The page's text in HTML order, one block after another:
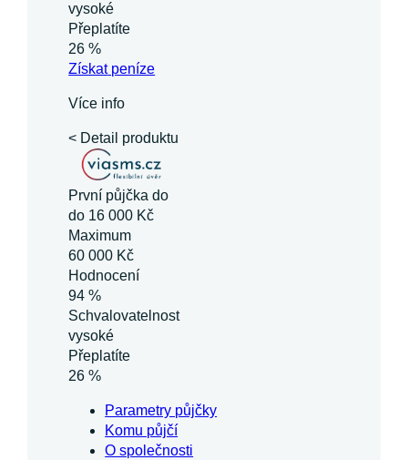
vysoké
Přeplatíte
26 %
Získatpeníze
Více info
< Detail produktu
První půjčka do
do 16 000 Kč
Maximum
60 000 Kč
Hodnocení
94 %
Schvalovatelnost
vysoké
Přeplatíte
26 %
Parametry půjčky
Komu půjčí
O společnosti